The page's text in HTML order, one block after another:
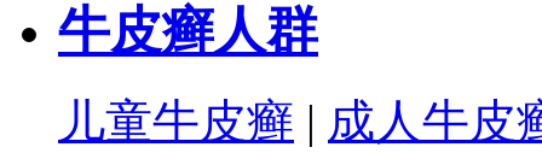
牛皮癣人群
儿童牛皮癣 | 成人牛皮